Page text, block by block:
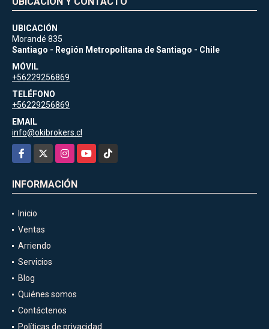
UBICACIÓN
Morandé 835
Santiago - Región Metropolitana de Santiago - Chile
MÓVIL
+56229256869
TELÉFONO
+56229256869
EMAIL
info@okibrokers.cl
Facebook
InstagramYouTubeTikTok
INFORMACIÓN
Inicio
Ventas
Arriendo
Servicios
Blog
Quiénes somos
Contáctenos
Políticas de privacidad